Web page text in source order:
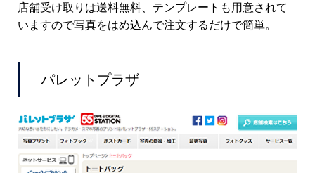
店舗受け取りは送料無料、テンプレートも用意されて
いますので写真をはめ込んで注文するだけで簡単。
パレットプラザ